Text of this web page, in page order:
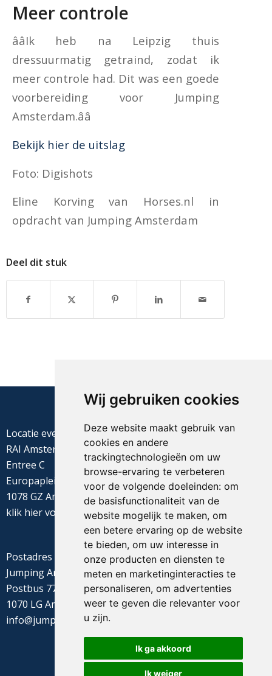
Wij gebruiken cookies
Deze website maakt gebruik van
cookies en andere
trackingtechnologieën om uw
browse-ervaring te verbeteren
voor de volgende doeleinden: om
de basisfunctionaliteit van de
website mogelijk te maken, om
een betere ervaring op de website
te bieden, om uw interesse in
onze producten en diensten te
meten en marketinginteracties te
personaliseren, om advertenties
weer te geven die relevanter voor
u zijn.
Ik ga akkoord
Ik weiger
Meer controle
ââIk heb na Leipzig thuis
dressuurmatig getraind, zodat ik
meer controle had. Dit was een goede
voorbereiding voor Jumping
Amsterdam.ââ
Bekijk hier de uitslag
Foto: Digishots
Eline Korving van Horses.nl in
opdracht van Jumping Amsterdam
Deel dit stuk
Locatie evenement
RAI Amsterdam
Entree C
Europaplein 22
1078 GZ Amsterdam
klik hiervoor de routebeschrijving
Postadres
Jumping Amsterdam
Postbus 77655
1070 LG Amsterdam
info@jumpingamsterdam.nl